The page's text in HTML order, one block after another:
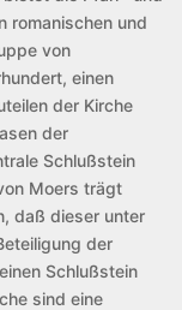
romanischen und
von
einen
der Kirche
der
Schlußstein
Moers trägt
daß dieser unter
der
Schlußstein
sind eine